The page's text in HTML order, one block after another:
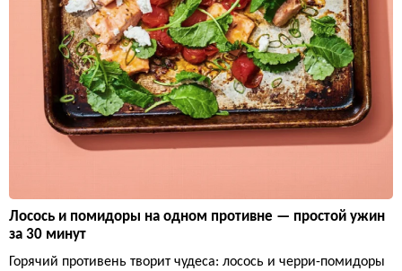
Лосось и помидоры на одном противне — простой ужин
за 30 минут
Горячий противень творит чудеса: лосось и черри-помидоры